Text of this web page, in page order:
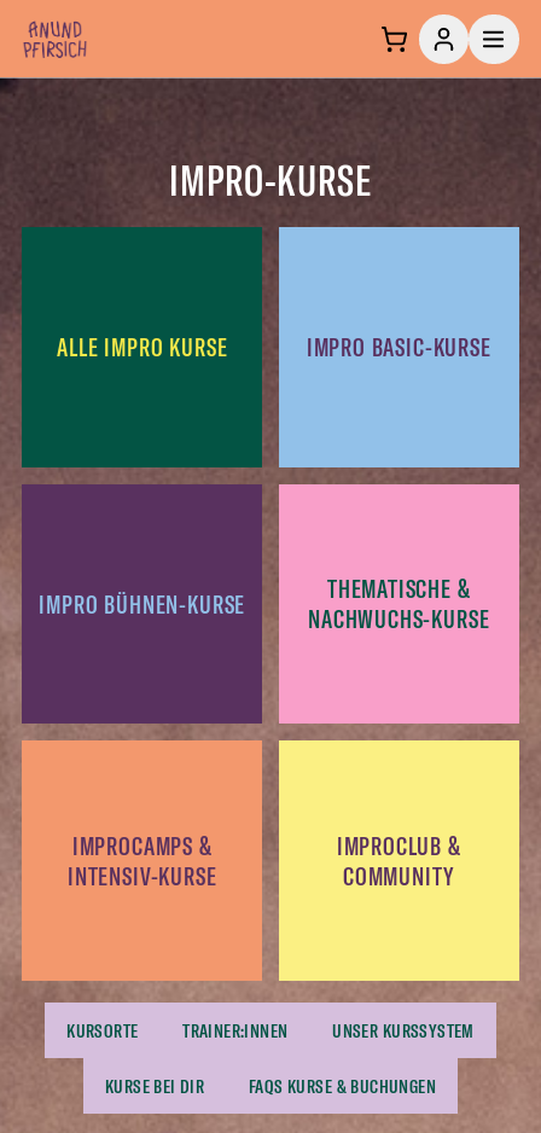
Zum Inhalt springen
IMPRO-KURSE
ALLE IMPRO KURSE IMPRO BASIC-KURSE
IMPRO BÜHNEN-KURSE
THEMATISCHE &
NACHWUCHS-KURSE
IMPROCAMPS &
INTENSIV-KURSE
IMPROCLUB &
COMMUNITY
KURSORTE TRAINER:INNEN UNSER KURSSYSTEM
KURSE BEI DIR FAQS KURSE & BUCHUNGEN